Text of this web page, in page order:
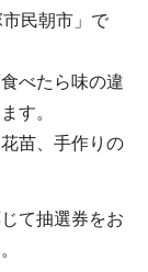
民朝市」で
べたら味の違
す。
苗、手作りの
て抽選券をお